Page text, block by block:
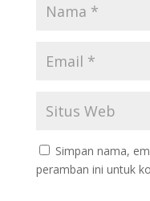
Simpan nama,
peramban ini untuk